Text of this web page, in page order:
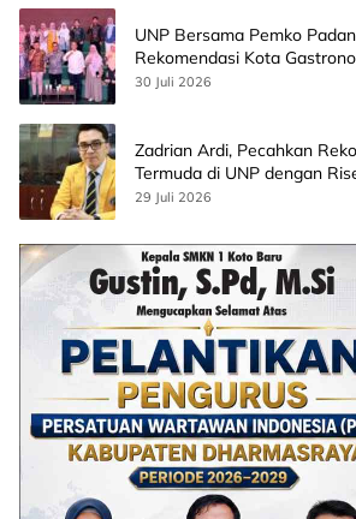
UNP Bersama Pemko
Rekomendasi Kota
30 Juli 2026
Zadrian Ardi, Pecahkan
Termuda di UNP dengan
29 Juli 2026